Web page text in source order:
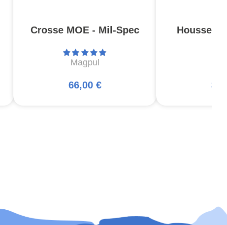
Crosse MOE - Mil-Spec
Magpul
66,00 €
Housse